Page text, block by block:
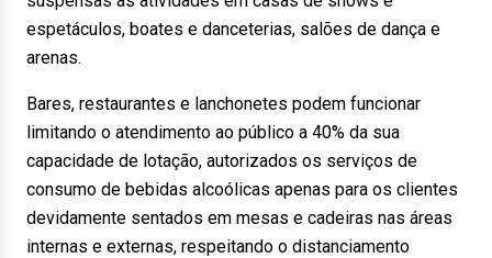
espetáculos, boates e danceterias, salões de dança e
arenas.
Bares, restaurantes e lanchonetes podem funcionar
limitando o atendimento ao público a 40% da sua
capacidade de lotação, autorizados os serviços de
consumo de bebidas alcoólicas apenas para os clientes
devidamente sentados em mesas e cadeiras nas áreas
internas e externas, respeitando o distanciamento